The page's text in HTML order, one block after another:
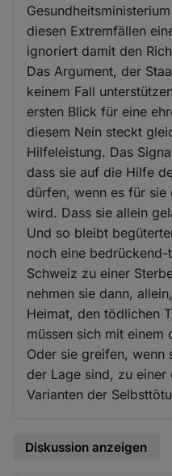
diesen Extremfällen
ignoriert damit den
Das Argument, der
keinem Fall
ersten Blick für eine
diesem Nein steckt
Hilfeleistung. Das
dass sie auf die Hilfe
dürfen, wenn es für
wird. Dass sie allein
Und so bleibt
noch eine
Schweiz zu einer
nehmen sie dann,
Heimat, den tödlichen
müssen sich mit einem
Oder sie greifen, wenn
der Lage sind, zu
Varianten der
Diskussion anzeigen